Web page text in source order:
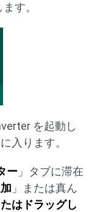
す。
を起動し
入ります。
ー 」タブに滞在
」または真ん
はドラッグし